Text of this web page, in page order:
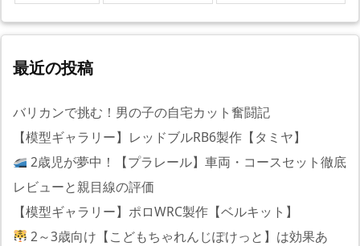
最近の投稿
バリカンで挑む！男の子の自宅カット奮闘記
【模型ギャラリー】レッドブルRB6製作【タミヤ】
2歳児が夢中！【プラレール】車両・コースセット徹底
レビューと親目線の評価
【模型ギャラリー】ポロWRC製作【ベルキット】
2～3歳向け【こどもちゃれんじぽけっと】は効果あ